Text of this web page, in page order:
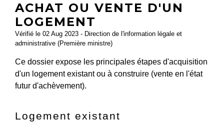
ACHAT OU VENTE D'UN
LOGEMENT
Vérifié le 02 Aug 2023 - Direction de l'information légale et
administrative (Première ministre)
Ce dossier expose les principales étapes d'acquisition
d'un logement existant ou à construire (vente en l'état
futur d'achèvement).
Logement existant